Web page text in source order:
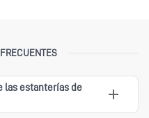
las estanterías de